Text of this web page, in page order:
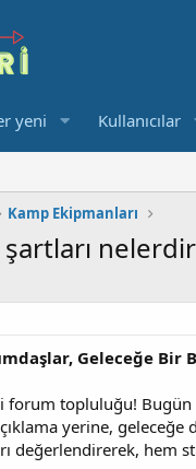
yeni Kullanıcılar
Kamp Ekipmanları
şartları
Geleceğe Bir
topluluğu! Bugün
yerine, geleceğe
değerlendirerek,